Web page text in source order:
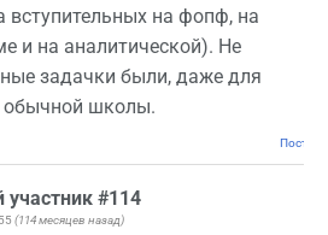
вступительных на фопф, на
и на аналитической). Не
задачки были, даже для
обычной школы.
#114
(114 месяцев назад)